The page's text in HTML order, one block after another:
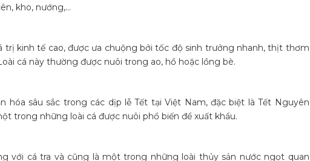
kho, nướng,…
trị kinh tế cao, được ưa chuộng bởi tốc độ sinh trưởng nhanh, thịt thơm
cá này thường được nuôi trong ao, hồ hoặc lồng bè.
hóa sâu sắc trong các dịp lễ Tết tại Việt Nam, đặc biệt là Tết Nguyên
trong những loài cá được nuôi phổ biến để xuất khẩu.
với cá tra và cũng là một trong những loài thủy sản nước ngọt quan